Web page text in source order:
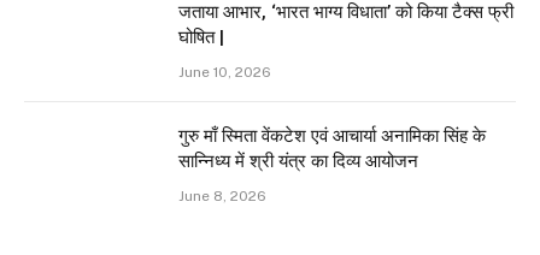
जताया आभार, ‘भारत भाग्य विधाता’ को किया टैक्स फ्री
घोषित |
June 10, 2026
गुरु माँ स्मिता वेंकटेश एवं आचार्या अनामिका सिंह के
सान्निध्य में श्री यंत्र का दिव्य आयोजन
June 8, 2026